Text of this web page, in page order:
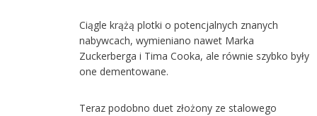
Ciągle krążą plotki o potencjalnych znanych
nabywcach, wymieniano nawet Marka
Zuckerberga i Tima Cooka, ale równie szybko były
one dementowane.
Teraz podobno duet złożony ze stalowego